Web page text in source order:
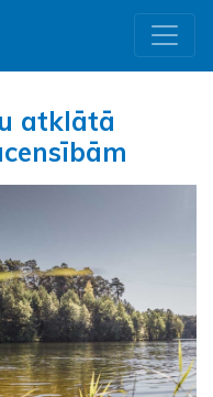
atklātā